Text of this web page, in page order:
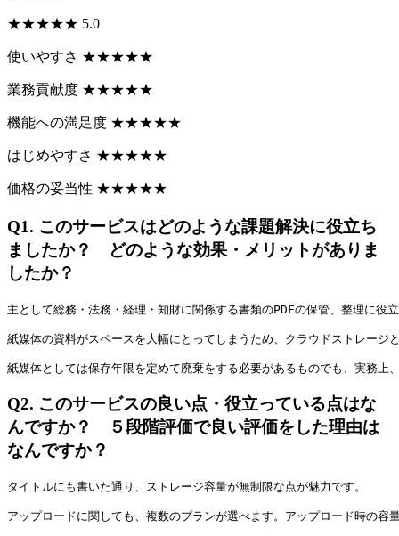
★★★★★ 5.0
使いやすさ ★★★★★
業務貢献度 ★★★★★
機能への満足度 ★★★★★
はじめやすさ ★★★★★
価格の妥当性 ★★★★★
Q1. このサービスはどのような課題解決に役立ち
ましたか？ どのような効果・メリットがありま
したか？
主として総務・法務・経理・知財に関係する書類のPDFの保管、整理に役
紙媒体の資料がスペースを大幅にとってしまうため、クラウドストレージ
紙媒体としては保存年限を定めて廃棄をする必要があるものでも、実務
Q2. このサービスの良い点・役立っている点はな
んですか？ ５段階評価で良い評価をした理由は
なんですか？
タイトルにも書いた通り、ストレージ容量が無制限な点が魅力です。
アップロードに関しても、複数のプランが選べます。アップロード時の